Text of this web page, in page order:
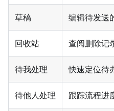
草稿 编辑待发送
回收站 查阅删除记
待我处理 快速定位待
待他人处理 跟踪流程进